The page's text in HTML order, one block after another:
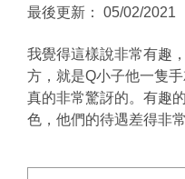
最後更新： 05/02/2021
我覺得這樣說非常有趣
方，就是Q小子他一隻
真的非常驚訝的。有趣
色，他們的待遇差得非